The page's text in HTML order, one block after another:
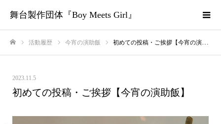
舞台製作団体『Boy Meets Girl』
活動履歴 今宵の演助飯 初めての投稿・ご挨拶【今宵の演助飯】
2023.11.5
初めての投稿・ご挨拶【今宵の演助飯】